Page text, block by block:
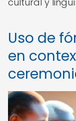
Uso de
en